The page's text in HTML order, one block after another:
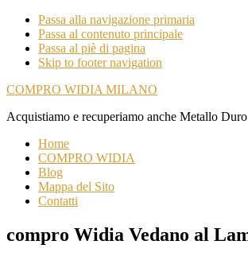
Passa alla navigazione primaria
Passa al contenuto principale
Passa al piè di pagina
Skip to footer navigation
COMPRO WIDIA MILANO
Acquistiamo e recuperiamo anche Metallo Duro
Home
COMPRO WIDIA
Blog
Mappa del Sito
Contatti
compro Widia Vedano al